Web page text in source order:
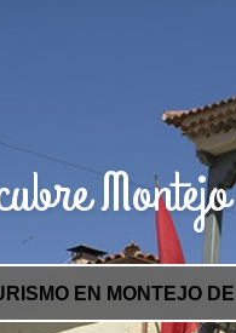
Montejo de
la Sierra, un pueblo
EN MONTEJO